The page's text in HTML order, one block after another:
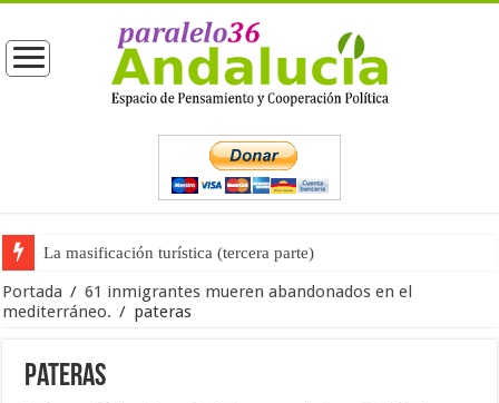
La masificación turística (tercera parte)
Portada / 61 inmigrantes mueren abandonados en el
mediterráneo. / pateras
pateras